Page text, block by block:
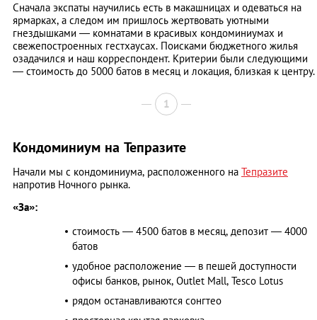
Сначала экспаты научились есть в макашницах и одеваться на
ярмарках, а следом им пришлось жертвовать уютными
гнездышками ― комнатами в красивых кондоминиумах и
свежепостроенных гестхаусах. Поисками бюджетного жилья
озадачился и наш корреспондент. Критерии были следующими
― стоимость до 5000 батов в месяц и локация, близкая к центру.
1
Кондоминиум на Тепразите
Начали мы с кондоминиума, расположенного на Тепразите
напротив Ночного рынка.
«За»:
стоимость ― 4500 батов в месяц, депозит ― 4000
батов
удобное расположение ― в пешей доступности
офисы банков, рынок, Outlet Mall, Tesco Lotus
рядом останавливаются сонгтео